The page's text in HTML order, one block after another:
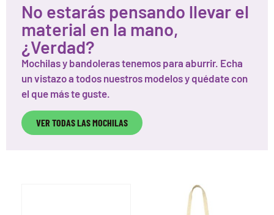
No estarás pensando llevar el
material en la mano,
¿Verdad?
Mochilas y bandoleras tenemos para aburrir. Echa
un vistazo a todos nuestros modelos y quédate con
el que más te guste.
VER TODAS LAS MOCHILAS